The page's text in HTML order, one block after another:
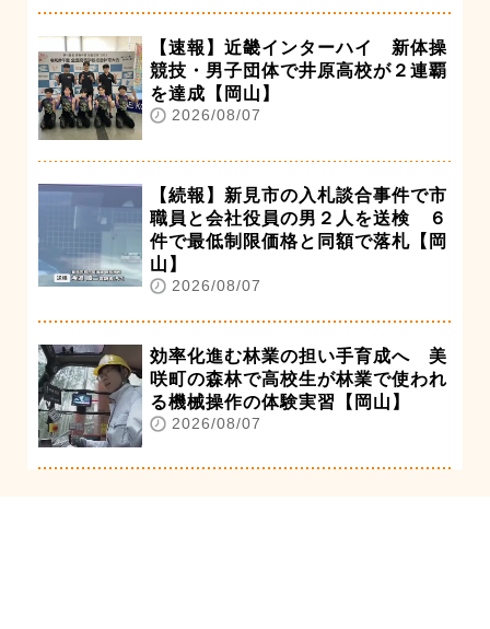
【速報】近畿インターハイ 新体操
競技・男子団体で井原高校が２連覇
を達成【岡山】
2026/08/07
【続報】新見市の入札談合事件で市
職員と会社役員の男２人を送検 ６
件で最低制限価格と同額で落札【岡
山】
2026/08/07
効率化進む林業の担い手育成へ 美
咲町の森林で高校生が林業で使われ
る機械操作の体験実習【岡山】
2026/08/07